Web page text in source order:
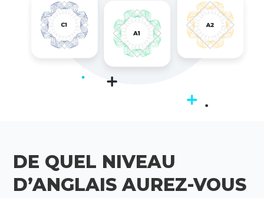
DE QUEL NIVEAU
D’ANGLAIS AUREZ-VOUS